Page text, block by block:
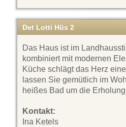
Det Lotti Hüs 2
Das Haus ist im
kombiniert mit modernen
Küche schlägt das Herz
lassen Sie gemütlich im
heißes Bad um die
Kontakt:
Ina Ketels